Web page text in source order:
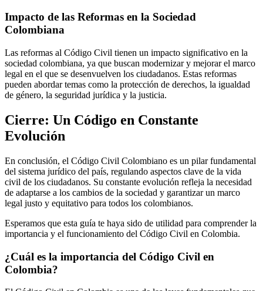
Impacto de las Reformas en la Sociedad
Colombiana
Las reformas al Código Civil tienen un impacto significativo en la
sociedad colombiana, ya que buscan modernizar y mejorar el marco
legal en el que se desenvuelven los ciudadanos. Estas reformas
pueden abordar temas como la protección de derechos, la igualdad
de género, la seguridad jurídica y la justicia.
Cierre: Un Código en Constante
Evolución
En conclusión, el Código Civil Colombiano es un pilar fundamental
del sistema jurídico del país, regulando aspectos clave de la vida
civil de los ciudadanos. Su constante evolución refleja la necesidad
de adaptarse a los cambios de la sociedad y garantizar un marco
legal justo y equitativo para todos los colombianos.
Esperamos que esta guía te haya sido de utilidad para comprender la
importancia y el funcionamiento del Código Civil en Colombia.
¿Cuál es la importancia del Código Civil en
Colombia?